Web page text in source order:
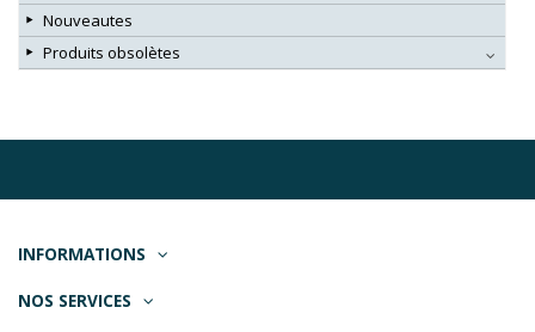
Nouveautes
Produits obsolètes
INFORMATIONS
NOS SERVICES